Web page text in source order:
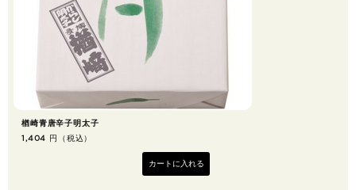
楢崎青唐辛子明太子
1,404 円（税込）
カートに入れる